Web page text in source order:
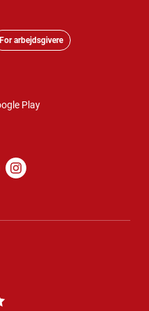
For arbejdsgivere